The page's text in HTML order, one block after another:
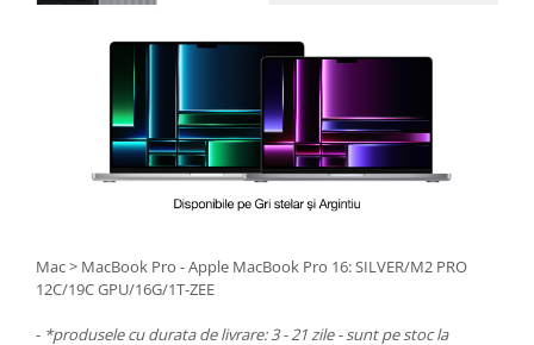
Mac > MacBook Pro - Apple MacBook Pro 16: SILVER/M2 PRO
12C/19C GPU/16G/1T-ZEE
- *produsele cu durata de livrare: 3 - 21 zile - sunt pe stoc la